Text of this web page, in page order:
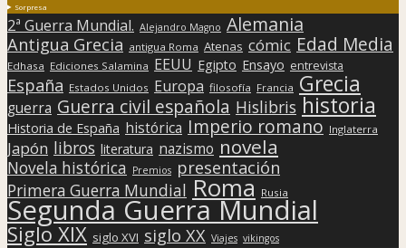
Sorpresa
2ª Guerra Mundial. Alejandro Magno Alemania
Antigua Grecia antigua Roma Atenas cómic Edad Media
Edhasa Ediciones Salamina EEUU Egipto Ensayo entrevista
España Estados Unidos Europa filosofía Francia Grecia
guerra Guerra civil española Hislibris historia
Historia de España histórica Imperio romano Inglaterra
Japón libros literatura nazismo novela
Novela histórica Premios presentación
Primera Guerra Mundial Roma Rusia
Segunda Guerra Mundial
Siglo XIX siglo XVI siglo XX Viajes vikingos